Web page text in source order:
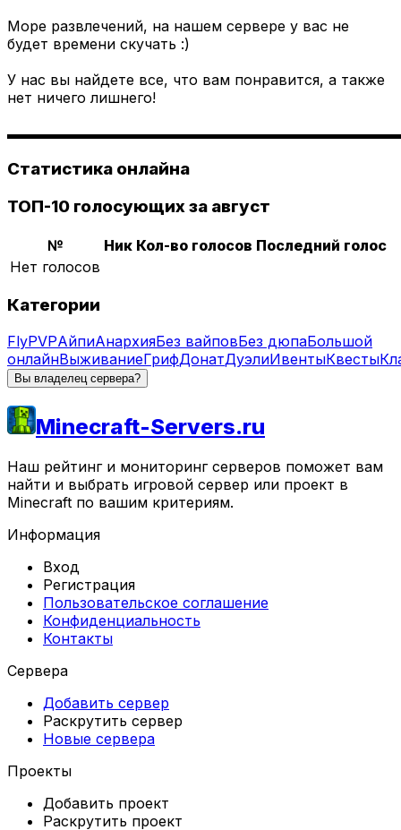
Море развлечений, на нашем сервере у вас не
будет времени скучать :)
У нас вы найдете все, что вам понравится, а также
нет ничего лишнего!
Статистика онлайна
ТОП-10 голосующих за август
№ Ник Кол-во голосов Последний голос
Нет голосов
Категории
FlyPVPАйпиАнархияБез вайповБез дюпаБольшой
онлайнВыживаниеГрифДонатДуэлиИвентыКвесты
Вы владелец сервера?
Minecraft-Servers.ru
Наш рейтинг и мониторинг серверов поможет вам
найти и выбрать игровой сервер или проект в
Minecraft по вашим критериям.
Информация
Вход
Регистрация
Пользовательское соглашение
Конфиденциальность
Контакты
Сервера
Добавить сервер
Раскрутить сервер
Новые сервера
Проекты
Добавить проект
Раскрутить проект